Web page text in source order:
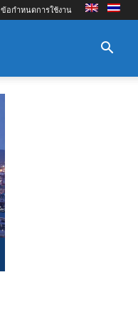
ข้อกำหนดการใช้งาน